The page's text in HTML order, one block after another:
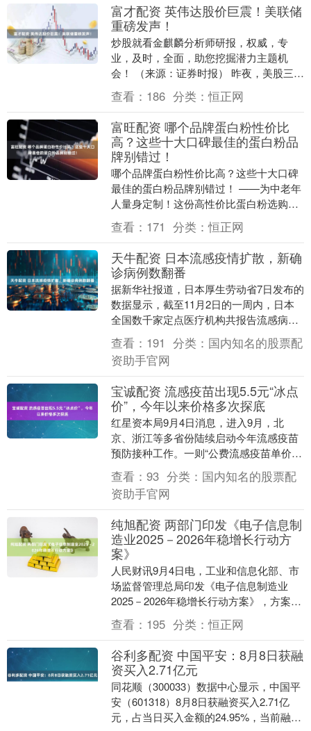
富才配资 英伟达股价巨震！美联储
重磅发声！
炒股就看金麒麟分析师研报，权威，专
业，及时，全面，助您挖掘潜力主题机
会！ （来源：证券时报） 昨夜，美股三大
指数集体收涨，道指涨1.43%。 11月25
日，美国....
查看： 186 分类：恒正网
富旺配资 哪个品牌蛋白粉性价比
高？这些十大口碑最佳的蛋白粉品
牌别错过！
哪个品牌蛋白粉性价比高？这些十大口碑
最佳的蛋白粉品牌别错过！ ——为中老年
人量身定制！这份高性价比蛋白粉选购指
南请收好 随着年龄的增长，您是否感觉身
体的活力不如....
查看： 171 分类：恒正网
天牛配资 日本流感疫情扩散，新确
诊病例数翻番
据新华社报道，日本厚生劳动省7日发布的
数据显示，截至11月2日的一周内，日本
全国数千家定点医疗机构共报告流感病例
逾5.7万例，新确诊病例数较前一周翻番。
最新数....
查看： 191 分类： 国内知名的股票配
资助手官网
宝诚配资 流感疫苗出现5.5元“冰点
价”，今年以来价格多次探底
红星资本局9月4日消息，进入9月，北
京、浙江等多省份陆续启动今年流感疫苗
预防接种工作。一则“公费流感疫苗单价降
至5.5元”的消息引起业界关注。 9月1、2
日，全....
查看： 93 分类： 国内知名的股票配
资助手官网
纯旭配资 两部门印发《电子信息制
造业2025－2026年稳增长行动方
案》
人民财讯9月4日电，工业和信息化部、市
场监督管理总局印发《电子信息制造业
2025－2026年稳增长行动方案》，方案提
出，2025－2026年，主要预期目标是：
规....
查看： 195 分类：恒正网
谷利多配资 中国平安：8月8日获融
资买入2.71亿元
同花顺（300033）数据中心显示，中国平
安（601318）8月8日获融资买入2.71亿
元，占当日买入金额的24.95%，当前融资